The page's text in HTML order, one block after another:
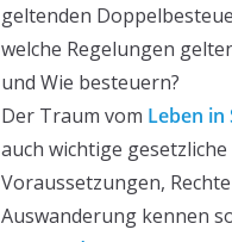
geltenden
welche Regelungen
und Wie besteuern?
Der Traum vom Leben in
auch wichtige
Voraussetzungen,
Auswanderung kennen